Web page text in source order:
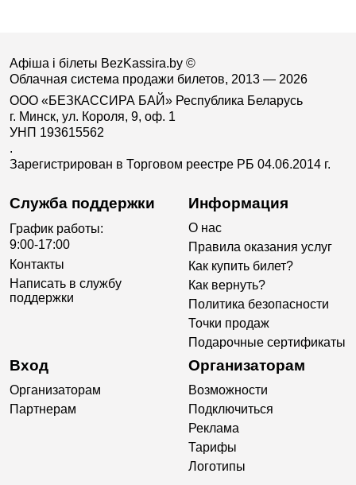
Афіша і білеты BezKassira.by ©
Облачная система продажи билетов, 2013 — 2026
ООО «БЕЗКАССИРА БАЙ» Республика Беларусь
г. Минск, ул. Короля, 9, оф. 1
УНП 193615562
.
Зарегистрирован в Торговом реестре РБ 04.06.2014 г.
Служба поддержки
График работы:
9:00-17:00
Контакты
Написать в службу
поддержки
Информация
О нас
Правила оказания услуг
Как купить билет?
Как вернуть?
Политика безопасности
Точки продаж
Подарочные сертификаты
Вход
Организаторам
Партнерам
Организаторам
Возможности
Подключиться
Реклама
Тарифы
Логотипы